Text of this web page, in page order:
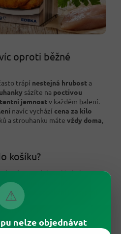
⚠
nelze objednávat
oproti běžné
trápí nestejná hrubost a
sázíte na poctivou
jemnostv každém balení.
navíc vychází cena za kilo
a strouhanku máte vždy doma,
košíku?
pro dokonalý obal.
, která pěkně drží.
obalování, zapékání i vysypání
porcí.
udrží strouhanku v suchu.